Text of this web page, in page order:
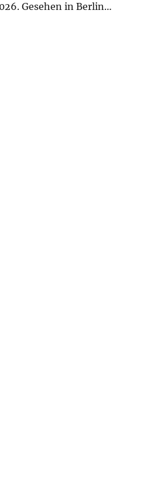
Gesehen in Berlin…